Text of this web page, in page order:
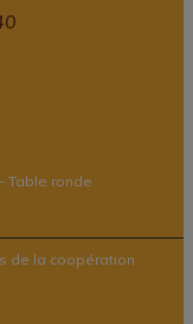
Table ronde
de la coopération